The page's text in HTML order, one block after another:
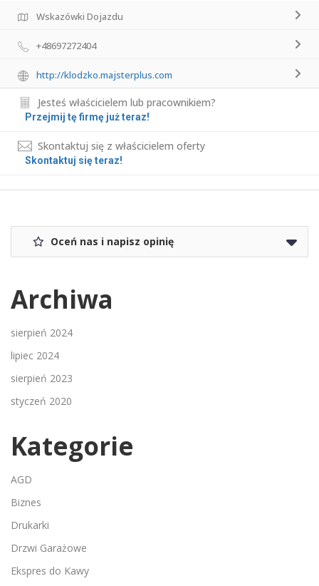
Wskazówki Dojazdu
+48697272404
http://klodzko.majsterplus.com
Jesteś właścicielem lub pracownikiem?
Przejmij tę firmę już teraz!
Skontaktuj się z właścicielem oferty
Skontaktuj się teraz!
Oceń nas i napisz opinię
Archiwa
sierpień 2024
lipiec 2024
sierpień 2023
styczeń 2020
Kategorie
AGD
Biznes
Drukarki
Drzwi Garażowe
Ekspres do Kawy